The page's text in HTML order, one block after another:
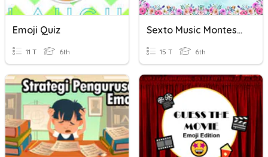
Emoji Quiz
11 T 6th
Sexto Music Montessori
15 T 6th